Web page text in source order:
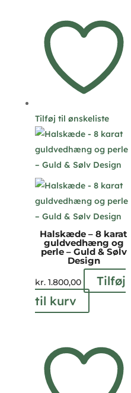
Tilføj til ønskeliste
Halskæde – 8 karat
guldvedhæng og
perle – Guld & Sølv
Design
kr.1.800,00
Tilføj
til kurv